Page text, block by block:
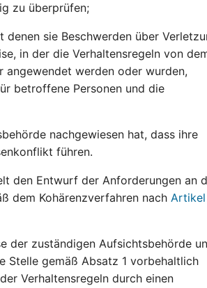
zu überprüfen;
sie Beschwerden über
in der die Verhaltensregeln von
werden oder wurden,
betroffene Personen und die
nachgewiesen hat, dass ihre
führen.
den Entwurf der Anforderungen an
dem Kohärenzverfahren nach
der zuständigen Aufsichtsbehörde
Stelle gemäß Absatz 1 vorbehaltlich
Verhaltensregeln durch einen